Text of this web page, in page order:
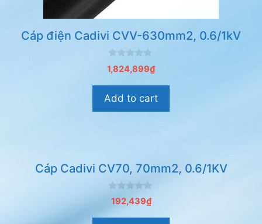
Cáp điện Cadivi CVV-630mm2, 0.6/1kV
0
n
à
5
1,824,899₫
Add to cart
Cáp Cadivi CV70, 70mm2, 0.6/1KV
0192,439₫